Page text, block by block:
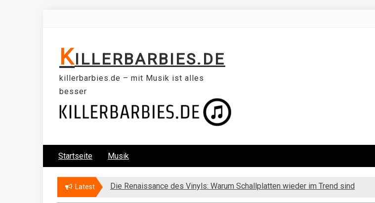
KILLERBARBIES.DE
killerbarbies.de – mit Musik ist alles
besser
Startseite Musik
Latest Die Renaissance des Vinyls: Warum Schallplatten wieder im Trend sind
Aussehen wie ein Popstar